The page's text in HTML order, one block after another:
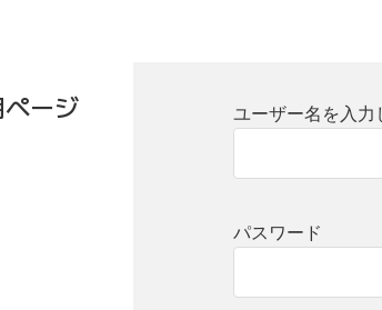
ージ ユーザー名を入力
パスワード